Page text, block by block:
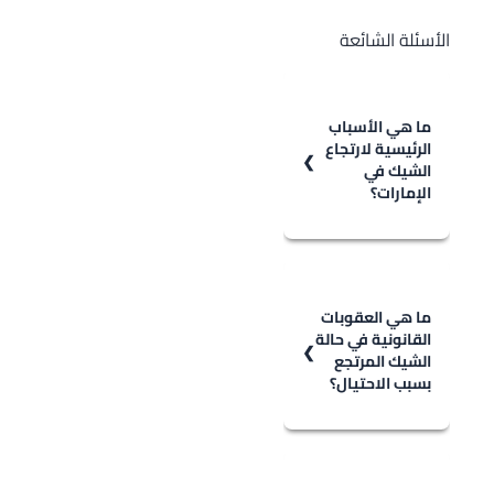
الأسئلة الشائعة
ما هي الأسباب
الرئيسية لارتجاع
الشيك في
الإمارات؟
الأسباب الشائعة
الرصيد في
الحساب، التوقيع
غير المطابق،
أو توقفه.
ما هي العقوبات
القانونية في حالة
الشيك المرتجع
بسبب الاحتيال؟
إذا تبين أن الشيك